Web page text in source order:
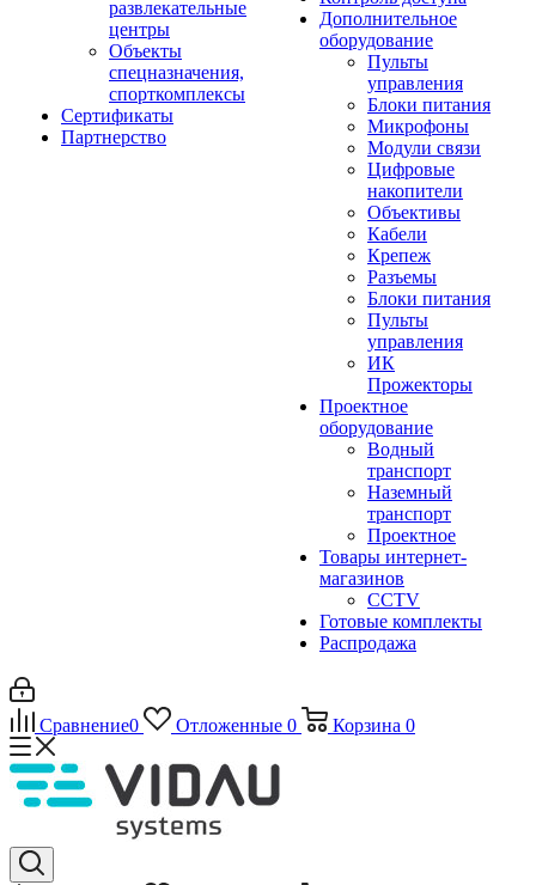
развлекательные
центры
Объекты
спецназначения,
спорткомплексы
Сертификаты
Партнерство
Дополнительное
оборудование
Пульты
управления
Блоки питания
Микрофоны
Модули связи
Цифровые
накопители
Объективы
Кабели
Крепеж
Разъемы
Блоки питания
Пульты
управления
ИК
Прожекторы
Проектное
оборудование
Водный
транспорт
Наземный
транспорт
Проектное
Товары интернет-
магазинов
CCTV
Готовые комплекты
Распродажа
Сравнение0 Отложенные 0 Корзина 0